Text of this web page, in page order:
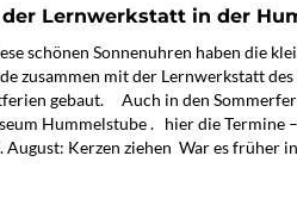
Lernwerkstatt in der
schönen Sonnenuhren haben die
zusammen mit der Lernwerkstatt des
gebaut. Auch in den
Hummelstube . hier die Termine
Kerzen ziehen War es früher